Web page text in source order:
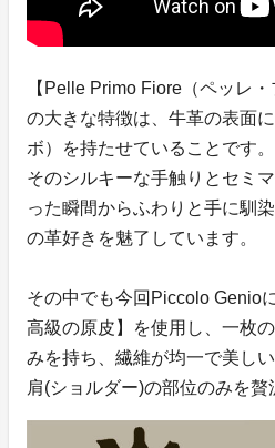
【Pelle Primo Fiore（ペッレ
の大きな特徴は、牛革の表面
ボ）を持たせていることです。
そのシルキーな手触りとセミ
った瞬間からふわりと手に馴
の革好きを魅了しています。
その中でも今回Piccolo Genio
高級の原皮】を使用し、一枚
みを持ち、繊維が均一で美し
肩(ショルダー)の部位のみを贅